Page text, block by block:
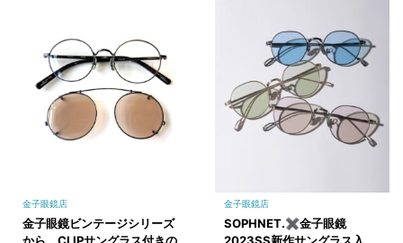
金子眼鏡店
金子眼鏡ビンテージシリーズ
金子眼鏡店
SOPHNET.✖金子眼鏡